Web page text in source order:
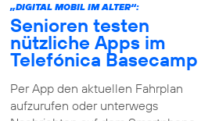
„DIGITAL MOBIL IM ALTER“:
Senioren testen
nützliche Apps im
Telefónica Basecamp
Per App den aktuellen Fahrplan
aufzurufen oder unterwegs